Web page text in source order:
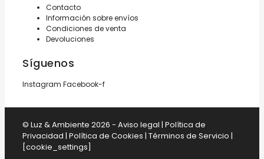
Contacto
Información sobre envíos
Condiciones de venta
Devoluciones
Síguenos
Instagram Facebook-f
© Luz & Ambiente 2026 - Aviso legal | Política de
Privacidad | Política de Cookies | Términos de Servicio |
[cookie_settings]